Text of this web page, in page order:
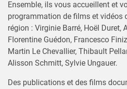
Ensemble, ils vous accueillent et
programmation de films et vidéos
région : Virginie Barré, Hoël Duret,
Florentine Guédon, Francesco
Martin Le Chevallier, Thibault
Alisson Schmitt, Sylvie Ungauer.
Des publications et des films